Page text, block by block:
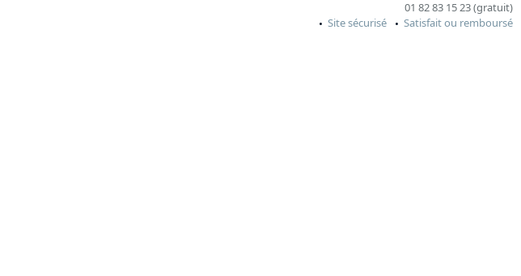
01 82 83 15 23 (gratuit)
Site sécurisé
Satisfait ou remboursé